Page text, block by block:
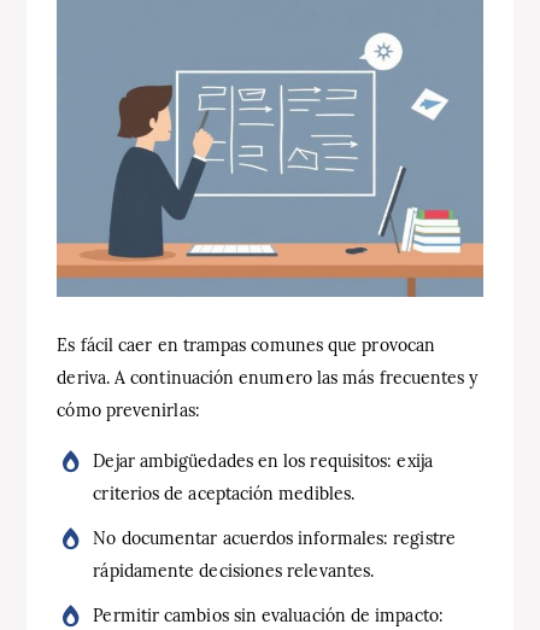
Es fácil caer en trampas comunes que provocan
deriva. A continuación enumero las más frecuentes y
cómo prevenirlas:
Dejar ambigüedades en los requisitos: exija
criterios de aceptación medibles.
No documentar acuerdos informales: registre
rápidamente decisiones relevantes.
Permitir cambios sin evaluación de impacto: